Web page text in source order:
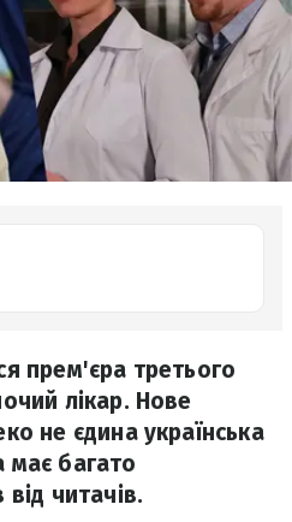
прем'єра третього
лікар. Нове
не єдина українська
має багато
від читачів.